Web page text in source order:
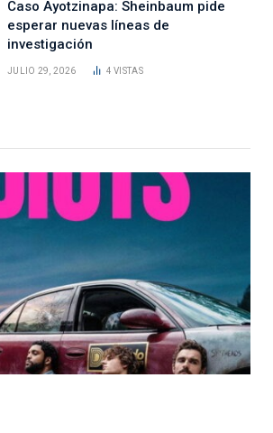
Caso Ayotzinapa: Sheinbaum pide
esperar nuevas líneas de
investigación
JULIO 29, 2026 4VISTAS